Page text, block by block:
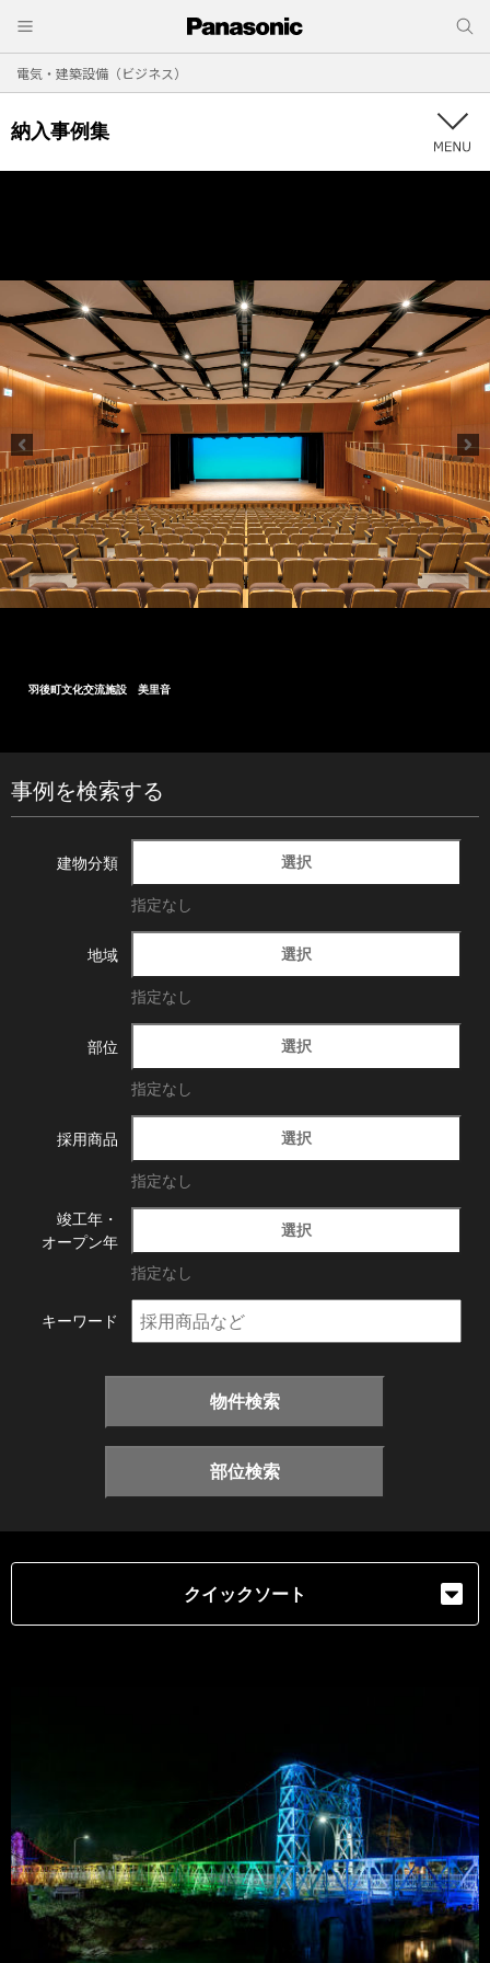
電気・建築設備（ビジネス）
納入事例集
文化交流施設 美里音
事例を検索する
建物分類 選択
指定なし
地域 選択
指定なし
部位 選択
指定なし
採用商品 選択
指定なし
竣工年・
オープン年
選択
指定なし
キーワード
物件検索
部位検索
クイックソート